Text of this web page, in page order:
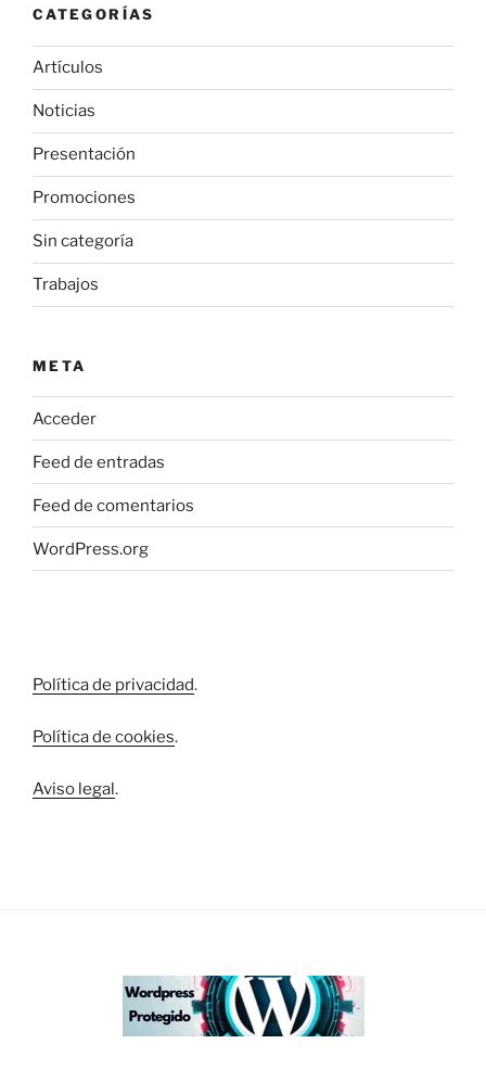
CATEGORÍAS
Artículos
Noticias
Presentación
Promociones
Sin categoría
Trabajos
META
Acceder
Feed de entradas
Feed de comentarios
WordPress.org
Política de privacidad.
Política de cookies.
Aviso legal.